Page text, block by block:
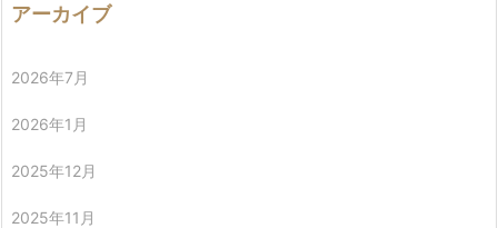
アーカイブ
2026年7月
2026年1月
2025年12月
2025年11月